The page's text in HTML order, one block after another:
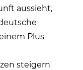
aussieht,
Plus
steigern